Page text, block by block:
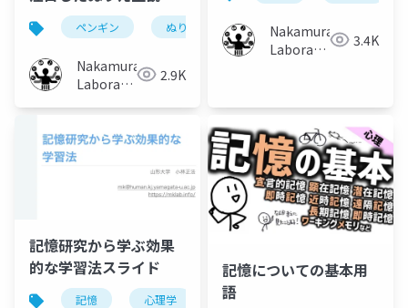
察・検索手法の提案
ペンギン ぬりえ 検索 名前
Nakamura
Laboratory
2.9K
Nakamura
Laboratory
3.4K
記憶研究から学ぶ効果
的な学習法スライド
記憶 心理学 忘却曲線
記憶についての基本用
語